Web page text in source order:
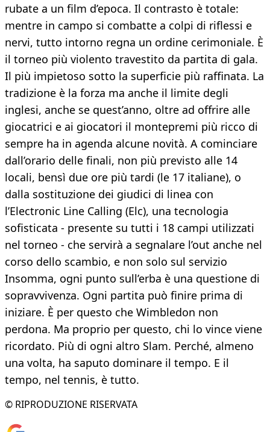
rubate a un film d’epoca. Il contrasto è totale:
mentre in campo si combatte a colpi di riflessi e
nervi, tutto intorno regna un ordine cerimoniale. È
il torneo più violento travestito da partita di gala.
Il più impietoso sotto la superficie più raffinata. La
tradizione è la forza ma anche il limite degli
inglesi, anche se quest’anno, oltre ad offrire alle
giocatrici e ai giocatori il montepremi più ricco di
sempre ha in agenda alcune novità. A cominciare
dall’orario delle finali, non più previsto alle 14
locali, bensì due ore più tardi (le 17 italiane), o
dalla sostituzione dei giudici di linea con
l’Electronic Line Calling (Elc), una tecnologia
sofisticata - presente su tutti i 18 campi utilizzati
nel torneo - che servirà a segnalare l’out anche nel
corso dello scambio, e non solo sul servizio
Insomma, ogni punto sull’erba è una questione di
sopravvivenza. Ogni partita può finire prima di
iniziare. È per questo che Wimbledon non
perdona. Ma proprio per questo, chi lo vince viene
ricordato. Più di ogni altro Slam. Perché, almeno
una volta, ha saputo dominare il tempo. E il
tempo, nel tennis, è tutto.
© RIPRODUZIONE RISERVATA